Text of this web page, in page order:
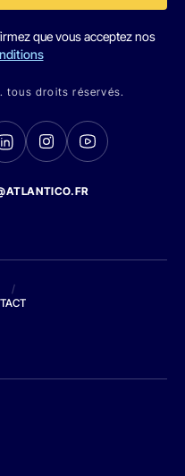
que vous acceptez nos
tous droits réservés.
/